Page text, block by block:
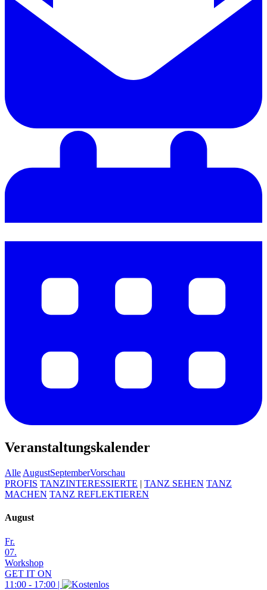
Veranstaltungskalender
Alle AugustSeptemberVorschau
PROFIS TANZINTERESSIERTE | TANZ SEHEN TANZ
MACHEN TANZ REFLEKTIEREN
August
Fr.
07.
Workshop
GET IT ON
11:00 - 17:00 |